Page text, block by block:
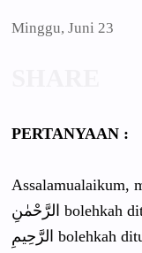
Minggu, Juni 23
PERTANYAAN :
Assalamualaikum,